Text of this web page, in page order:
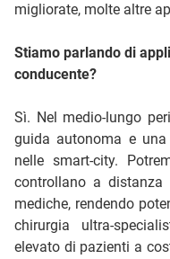
migliorate, molte altre
Stiamo parlando di
conducente?
Sì. Nel medio-lungo
guida autonoma e
nelle smart-city.
controllano a distanza
mediche, rendendo
chirurgia ultra-
elevato di pazienti a